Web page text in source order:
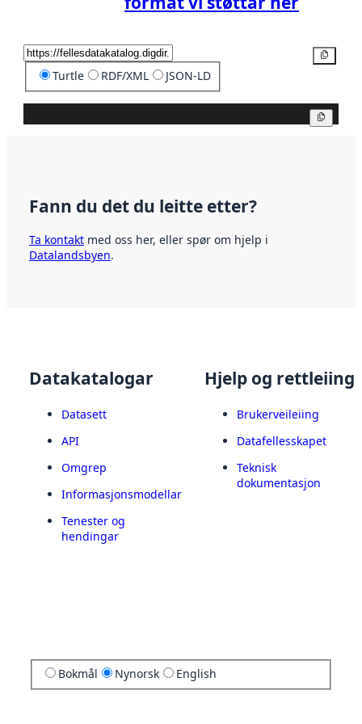
Turtle RDF/XML JSON-LD
Fann du det du leitte etter?
Ta kontakt med oss her, eller spør om hjelp i
Datalandsbyen.
Datakatalogar
Datasett
API
Omgrep
Informasjonsmodellar
Tenester og
hendingar
Hjelp og rettleiing
Brukerveileiing
Datafellesskapet
Teknisk
dokumentasjon
Bokmål Nynorsk English